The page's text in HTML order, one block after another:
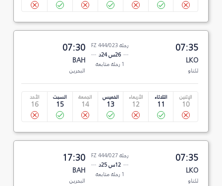
07:35
LKO
لكناو
رحلة FZ 444/023
26س 24د
1 رحلة متابعة
07:30
BAH
البحرين
الإثنين
10
الثلاثاء
11
الأربعاء
12
الخميس
13
الجمعة
14
السبت
15
الأحد
16
07:35
LKO
لكناو
رحلة FZ 444/027
12س 25د
1 رحلة متابعة
17:30
BAH
البحرين